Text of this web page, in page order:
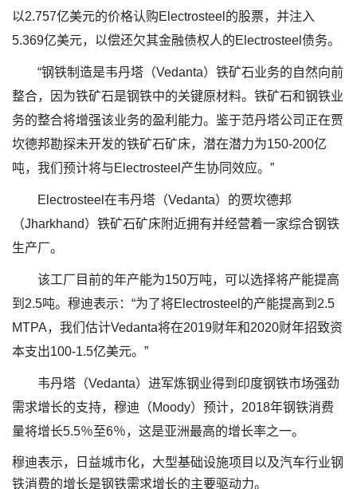
以2.757亿美元的价格认购Electrosteel的股票，并注入
5.369亿美元，以偿还欠其金融债权人的Electrosteel债务。
“钢铁制造是韦丹塔（Vedanta）铁矿石业务的自然向前
整合，因为铁矿石是钢铁中的关键原材料。铁矿石和钢铁业
务的整合将增强该业务的盈利能力。鉴于范丹塔公司正在贾
坎德邦勘探未开发的铁矿石矿床，潜在潜力为150-200亿
吨，我们预计将与Electrosteel产生协同效应。”
Electrosteel在韦丹塔（Vedanta）的贾坎德邦
（Jharkhand）铁矿石矿床附近拥有并经营着一家综合钢铁
生产厂。
该工厂目前的年产能为150万吨，可以选择将产能提高
到2.5吨。穆迪表示：“为了将Electrosteel的产能提高到2.5
MTPA，我们估计Vedanta将在2019财年和2020财年招致资
本支出100-1.5亿美元。”
韦丹塔（Vedanta）进军炼钢业得到印度钢铁市场强劲
需求增长的支持，穆迪（Moody）预计，2018年钢铁消费
量将增长5.5％至6％，这是亚洲最高的增长率之一。
穆迪表示，日益城市化，大型基础设施项目以及汽车行业钢
铁消费的增长是钢铁需求增长的主要驱动力。